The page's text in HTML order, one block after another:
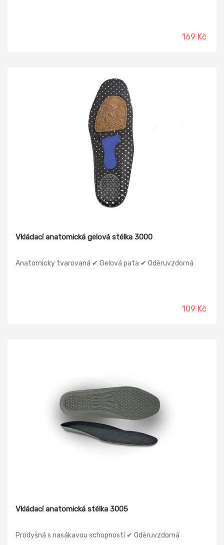
169 Kč
Vkládací anatomická gelová stélka 3000
Anatomicky tvarovaná ✔ Gelová pata ✔ Oděruvzdorná
109 Kč
Vkládací anatomická stélka 3005
Prodyšná s nasákavou schopností ✔ Oděruvzdorná